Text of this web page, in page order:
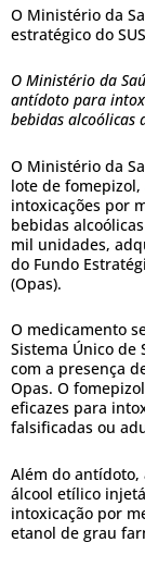
O Ministério da
estratégico do
O Ministério da
antídoto para
bebidas alcoólicas
O Ministério da
lote de
intoxicações por
bebidas
mil unidades,
do Fundo
(Opas).
O medicamento
Sistema Único de
com a presença
Opas. O
eficazes para
falsificadas ou
Além do antídoto,
álcool etílico
intoxicação por
etanol de grau